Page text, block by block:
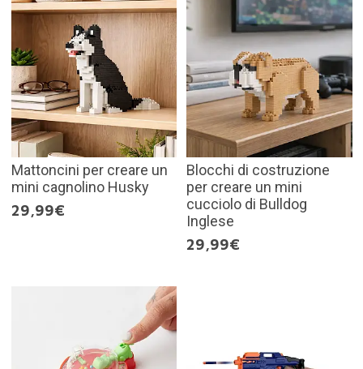
Mattoncini per creare un
mini cagnolino Husky
29,99€
Blocchi di costruzione
per creare un mini
cucciolo di Bulldog
Inglese
29,99€